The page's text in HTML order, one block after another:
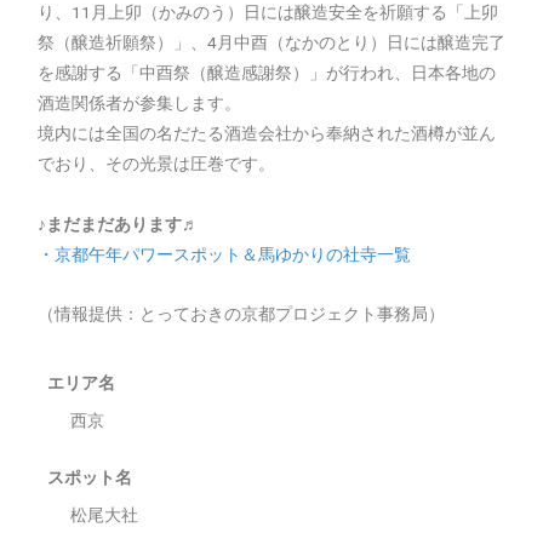
り、11月上卯（かみのう）日には醸造安全を祈願する「上卯
祭（醸造祈願祭）」、4月中酉（なかのとり）日には醸造完了
を感謝する「中酉祭（醸造感謝祭）」が行われ、日本各地の
酒造関係者が参集します。
境内には全国の名だたる酒造会社から奉納された酒樽が並ん
でおり、その光景は圧巻です。
♪まだまだあります♬
・京都午年パワースポット＆馬ゆかりの社寺一覧
（情報提供：とっておきの京都プロジェクト事務局）
エリア名
西京
スポット名
松尾大社